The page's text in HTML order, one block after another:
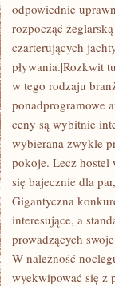
odpowiednie
rozpocząć
czarterujących
pływania.|Rozkwit
w tego rodzaju
ponadprogramowe
ceny są wybitnie
wybierana zwykle
pokoje. Lecz hostel
się bajecznie dla
Gigantyczna
interesujące, a
prowadzących
W należność
wyekwipować się z